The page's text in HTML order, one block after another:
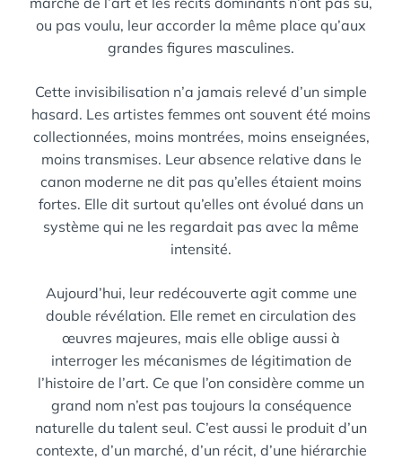
ou pas voulu, leur accorder la même place qu’aux
grandes figures masculines.
Cette invisibilisation n’a jamais relevé d’un simple
hasard. Les artistes femmes ont souvent été moins
collectionnées, moins montrées, moins enseignées,
moins transmises. Leur absence relative dans le
canon moderne ne dit pas qu’elles étaient moins
fortes. Elle dit surtout qu’elles ont évolué dans un
système qui ne les regardait pas avec la même
intensité.
Aujourd’hui, leur redécouverte agit comme une
double révélation. Elle remet en circulation des
œuvres majeures, mais elle oblige aussi à
interroger les mécanismes de légitimation de
l’histoire de l’art. Ce que l’on considère comme un
grand nom n’est pas toujours la conséquence
naturelle du talent seul. C’est aussi le produit d’un
contexte, d’un marché, d’un récit, d’une hiérarchie